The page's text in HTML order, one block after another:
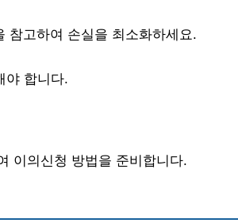
참고하여 손실을 최소화하세요.
야 합니다.
이의신청 방법을 준비합니다.